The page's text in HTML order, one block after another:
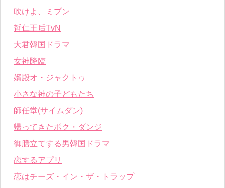
吹けよ、ミプン
哲仁王后TvN
大君韓国ドラマ
女神降臨
婿殿オ・ジャクトゥ
小さな神の子どもたち
師任堂(サイムダン)
帰ってきたポク・ダンジ
御膳立てする男韓国ドラマ
恋するアプリ
恋はチーズ・イン・ザ・トラップ